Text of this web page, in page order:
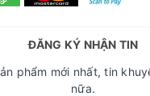
ĐĂNG KÝ NHẬN TIN
phẩm mới nhất, tin
nữa.